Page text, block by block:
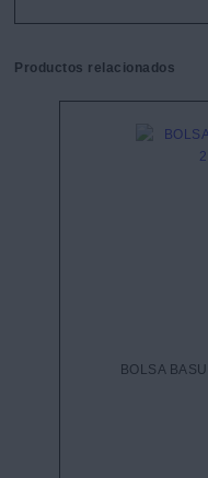
Productos relacionados
BOLSA